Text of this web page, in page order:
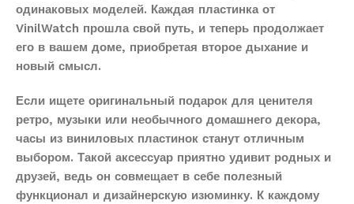
одинаковых моделей. Каждая пластинка от
VinilWatch прошла свой путь, и теперь продолжает
его в вашем доме, приобретая второе дыхание и
новый смысл.
Если ищете оригинальный подарок для ценителя
ретро, музыки или необычного домашнего декора,
часы из виниловых пластинок станут отличным
выбором. Такой аксессуар приятно удивит родных и
друзей, ведь он совмещает в себе полезный
функционал и дизайнерскую изюминку. К каждому